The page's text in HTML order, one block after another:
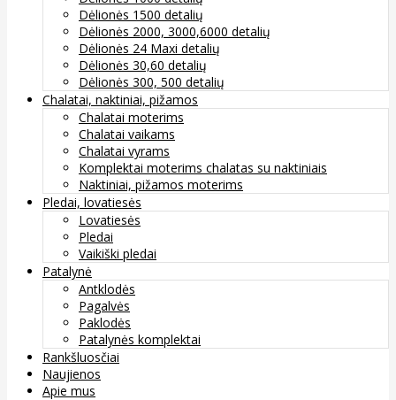
Dėlionės 1500 detalių
Dėlionės 2000, 3000,6000 detalių
Dėlionės 24 Maxi detalių
Dėlionės 30,60 detalių
Dėlionės 300, 500 detalių
Chalatai, naktiniai, pižamos
Chalatai moterims
Chalatai vaikams
Chalatai vyrams
Komplektai moterims chalatas su naktiniais
Naktiniai, pižamos moterims
Pledai, lovatiesės
Lovatiesės
Pledai
Vaikiški pledai
Patalynė
Antklodės
Pagalvės
Paklodės
Patalynės komplektai
Rankšluosčiai
Naujienos
Apie mus